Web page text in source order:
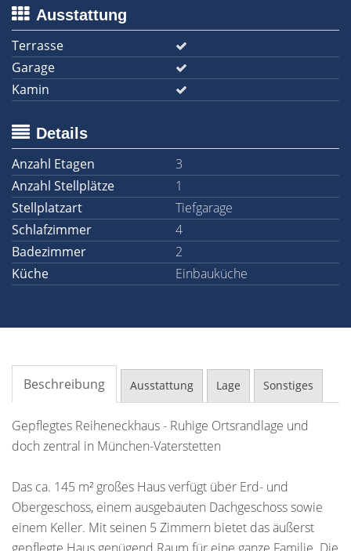
Ausstattung
Terrasse
Garage
Kamin
Details
Anzahl Etagen
3
Anzahl Stellplätze
1
Stellplatzart
Tiefgarage
Schlafzimmer
4
Badezimmer
2
Küche
Einbauküche
Beschreibung Ausstattung Lage Sonstiges
Gepflegtes Reiheneckhaus - Ruhige Ortsrandlage und
doch zentral in München-Vaterstetten
Das ca. 145 m² großes Haus verfügt über Erd- und
Obergeschoss, einem ausgebauten Dachgeschoss sowie
einem Keller. Mit seinen 5 Zimmern bietet das äußerst